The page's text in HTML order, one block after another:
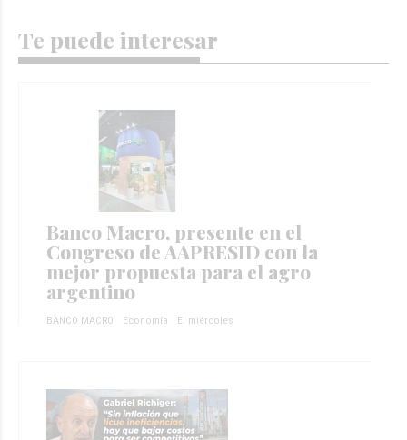
Te puede interesar
Banco Macro, presente en el
Congreso de AAPRESID con la
mejor propuesta para el agro
argentino
BANCO MACRO Economía El miércoles